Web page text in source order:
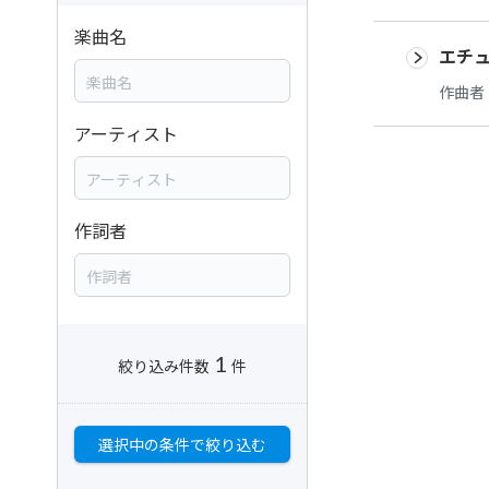
エチ
作曲者
楽曲名
アーティスト
作詞者
絞り込み件数 1 件
選択中の条件で絞り込む